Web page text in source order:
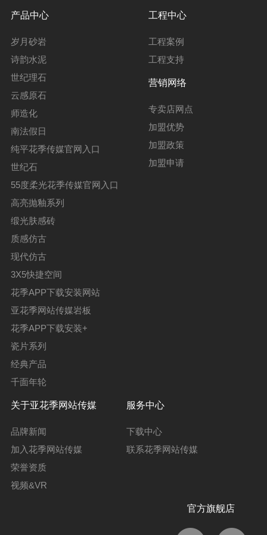
产品中心
岁月砂岩
诗韵水泥
世纪理石
云感原石
师造化
南法假日
纯平花季传媒官网入口
世纪石
55度柔光花季传媒官网入口
高亮抛釉系列
缎光肤感砖
质感仿古
现代仿古
3X5快捷空间
花季APP下载安装网站
亚花季网站传媒岩板
花季APP下载安装+
瓷片系列
经典产品
千面年轮
工程中心
工程案例
工程支持
营销网络
专卖店网点
加盟优势
加盟政策
加盟申请
关于亚花季网站传媒
品牌新闻
加入花季网站传媒
荣誉资质
视频&VR
服务中心
下载中心
联系花季网站传媒
官方旗舰店